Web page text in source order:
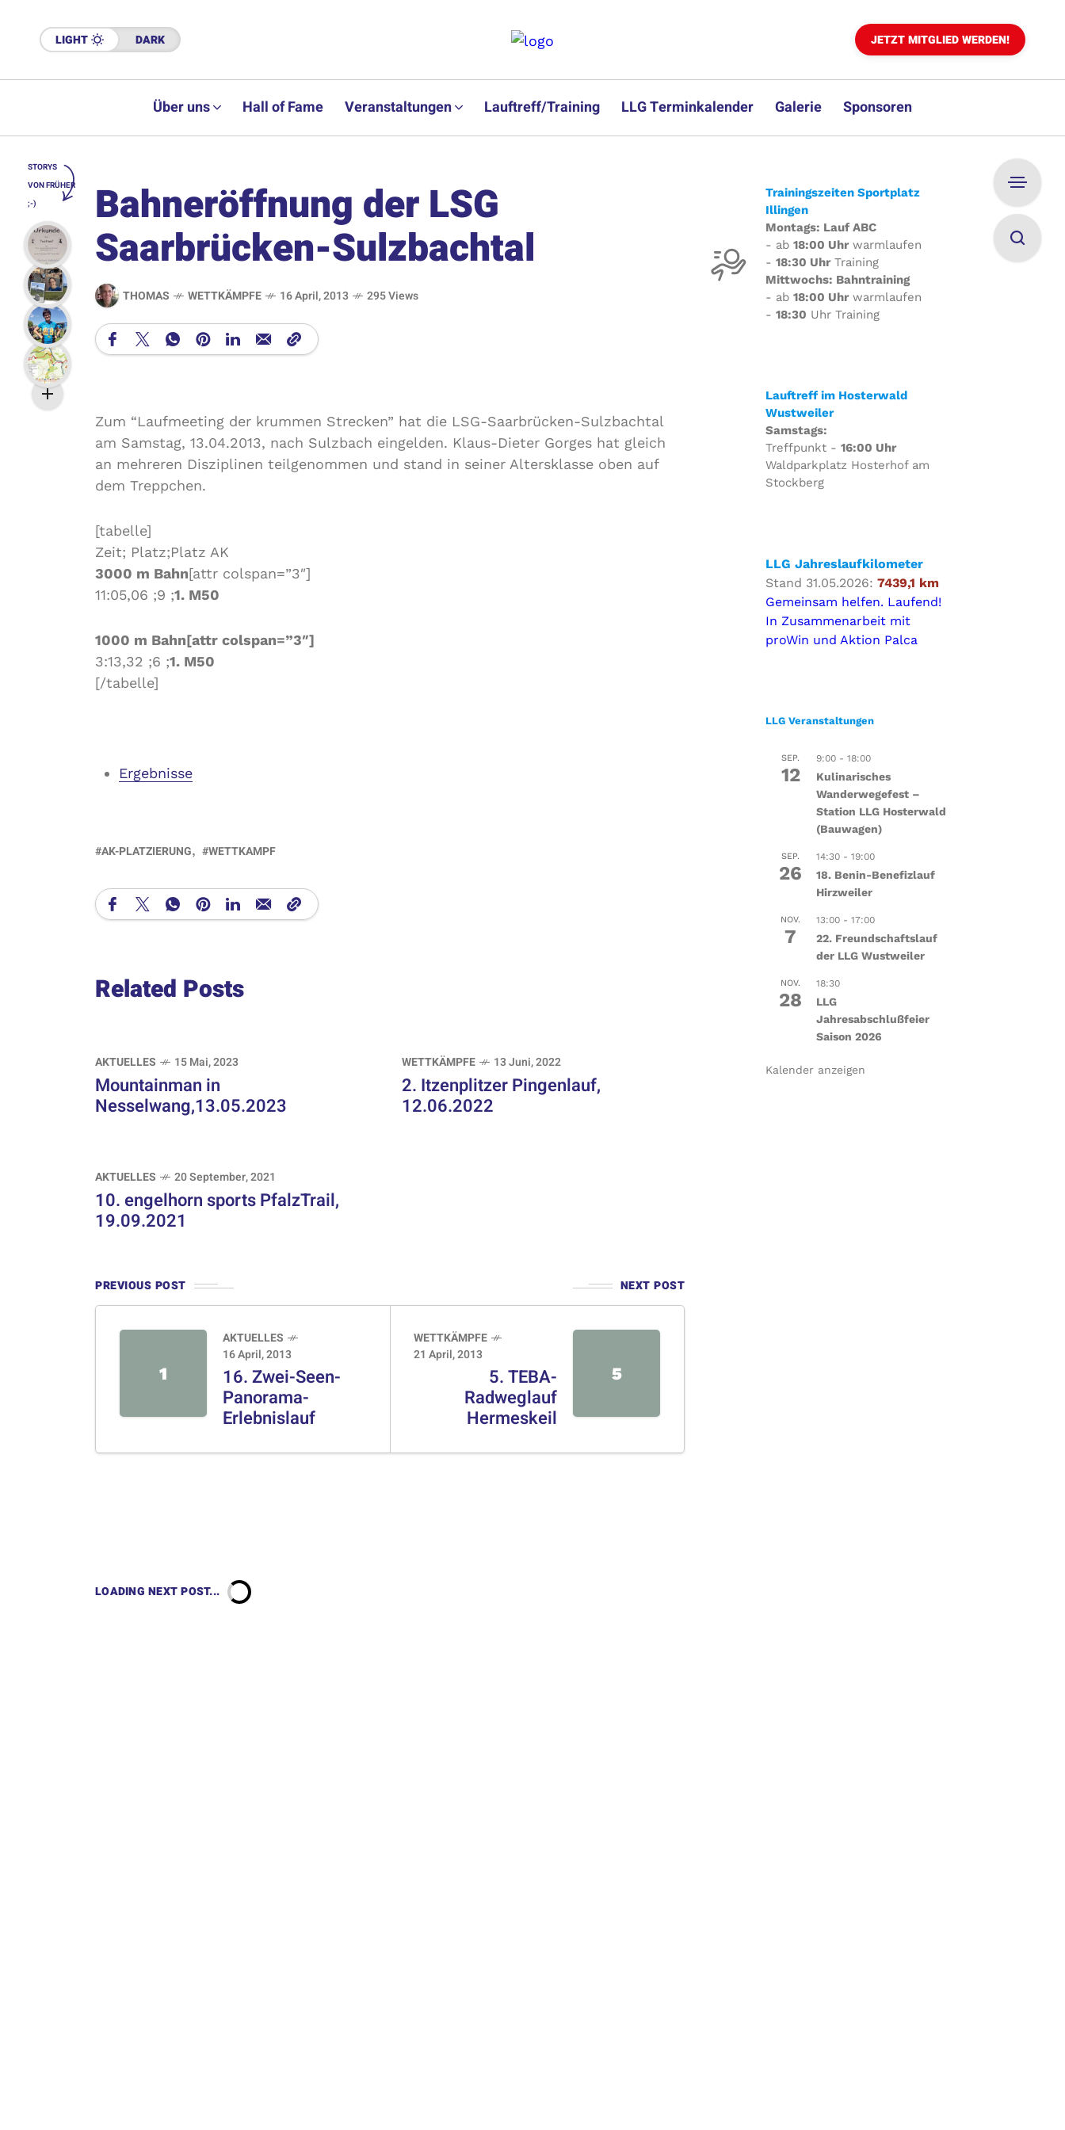
LIGHT DARK JETZT MITGLIED WERDEN!
Über uns Hall of Fame Veranstaltungen Lauftreff/Training LLG Terminkalender Galerie Sponsoren
Bahneröffnung der LSG
Saarbrücken-Sulzbachtal
THOMAS WETTKÄMPFE 16 April, 2013 295 Views
Zum “Laufmeeting der krummen Strecken” hat die LSG-Saarbrücken-Sulzbachtal
am Samstag, 13.04.2013, nach Sulzbach eingelden. Klaus-Dieter Gorges hat gleich
an mehreren Disziplinen teilgenommen und stand in seiner Altersklasse oben auf
dem Treppchen.
[tabelle]
Zeit; Platz;Platz AK
3000 m Bahn[attr colspan=”3″]
11:05,06 ;9 ;1. M50
1000 m Bahn[attr colspan=”3″]
3:13,32 ;6 ;1. M50
[/tabelle]
Ergebnisse
AK-PLATZIERUNG WETTKAMPF
Related Posts
AKTUELLES 15 Mai, 2023
Mountainman in
Nesselwang,13.05.2023
WETTKÄMPFE 13 Juni, 2022
2. Itzenplitzer Pingenlauf,
12.06.2022
AKTUELLES 20 September, 2021
10. engelhorn sports PfalzTrail,
19.09.2021
PREVIOUS POST NEXT POST
1
AKTUELLES
16 April, 2013
16. Zwei-Seen-
Panorama-
Erlebnislauf
5
WETTKÄMPFE
21 April, 2013
5. TEBA-
Radweglauf
Hermeskeil
Trainingszeiten Sportplatz
Illingen
Montags: Lauf ABC
- ab 18:00 Uhrwarmlaufen
- 18:30 UhrTraining
Mittwochs: Bahntraining
- ab 18:00 Uhrwarmlaufen
- 18:30 Uhr Training
Lauftreff im Hosterwald
Wustweiler
Samstags:
Treffpunkt - 16:00 Uhr
Waldparkplatz Hosterhof am
Stockberg
LLG Jahreslaufkilometer
Stand 31.05.2026: 7439,1 km
Gemeinsam helfen. Laufend!
In Zusammenarbeit mit
proWin und Aktion Palca
LLG Veranstaltungen
SEP.
12
9:00- 18:00
Kulinarisches
Wanderwegefest –
Station LLG Hosterwald
(Bauwagen)
SEP.
26
14:30- 19:00
18. Benin-Benefizlauf
Hirzweiler
NOV.
7
13:00- 17:00
22. Freundschaftslauf
der LLG Wustweiler
NOV.
28
18:30
LLG
Jahresabschlußfeier
Saison 2026
Kalender anzeigen
LOADING NEXT POST...
STORYS
VON FRÜHER
;-)